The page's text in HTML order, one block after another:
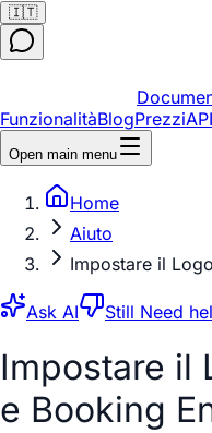
🇮🇹
FunzionalitàBlogPrezziAPI
Open main menu
Home
Aiuto
Impostare il
Ask AI Still Need
Impostare il
e Booking